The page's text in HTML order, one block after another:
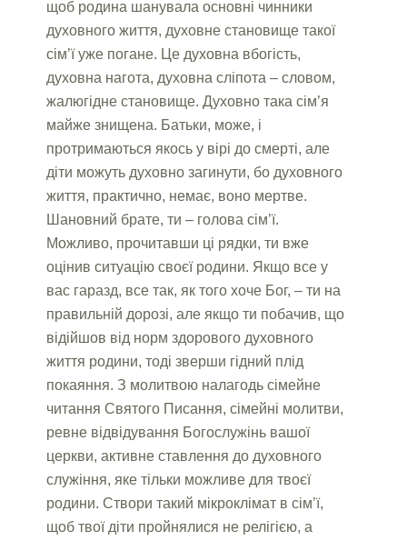
щоб родина шанувала основні чинники
духовного життя, духовне становище такої
сім’ї уже погане. Це духовна вбогість,
духовна нагота, духовна сліпота – словом,
жалюгідне становище. Духовно така сім’я
майже знищена. Батьки, може, і
протримаються якось у вірі до смерті, але
діти можуть духовно загинути, бо духовного
життя, практично, немає, воно мертве.
Шановний брате, ти – голова сім’ї.
Можливо, прочитавши ці рядки, ти вже
оцінив ситуацію своєї родини. Якщо все у
вас гаразд, все так, як того хоче Бог, – ти на
правильній дорозі, але якщо ти побачив, що
відійшов від норм здорового духовного
життя родини, тоді зверши гідний плід
покаяння. З молитвою налагодь сімейне
читання Святого Писання, сімейні молитви,
ревне відвідування Богослужінь вашої
церкви, активне ставлення до духовного
служіння, яке тільки можливе для твоєї
родини. Створи такий мікроклімат в сім’ї,
щоб твої діти пройнялися не релігією, а